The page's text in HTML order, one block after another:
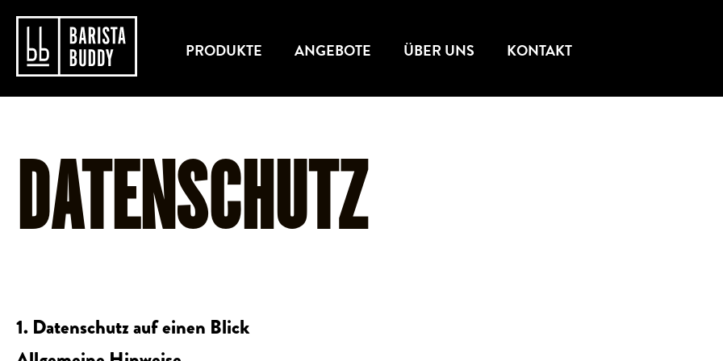
PRODUKTE ANGEBOTE ÜBER UNS KONTAKT
DATENSCHUTZ
1. Datenschutz auf einen Blick